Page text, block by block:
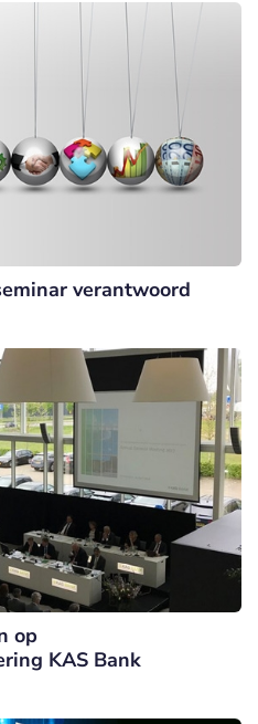
verantwoord
op
KAS Bank